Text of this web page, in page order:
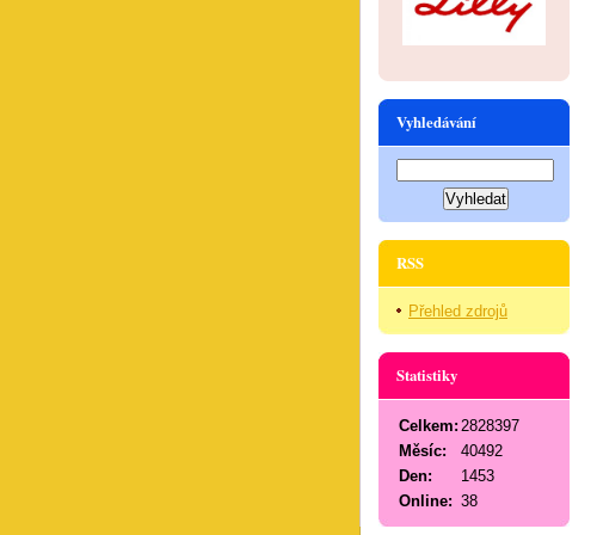
Vyhledávání
RSS
Přehled zdrojů
Statistiky
Online: 38
Celkem: 2828397
Měsíc:
40492
Den:
1453